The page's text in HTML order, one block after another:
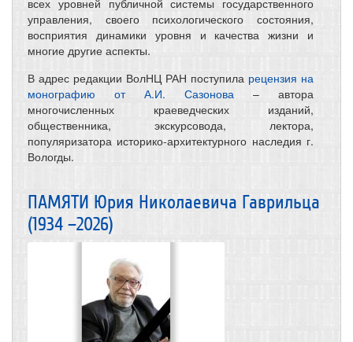
управления, своего психологического состояния,
восприятия динамики уровня и качества жизни и
многие другие аспекты.
В адрес редакции ВолНЦ РАН поступила рецензия на
монографию от А.И. Сазонова – автора
многочисленных краеведческих изданий,
общественника, экскурсовода, лектора,
популяризатора историко-архитектурного наследия г.
Вологды.
ПАМЯТИ Юрия Николаевича Гаврильца
(1934 –2026)